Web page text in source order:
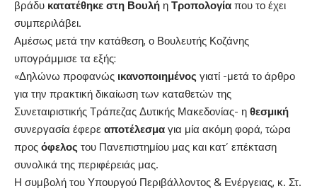
βράδυ κατατέθηκε στη Βουλή η Τροπολογία που το έχει
συμπεριλάβει.
Αμέσως μετά την κατάθεση, ο Βουλευτής Κοζάνης
υπογράμμισε τα εξής:
«Δηλώνω προφανώς ικανοποιημένος γιατί -μετά το άρθρο
για την πρακτική δικαίωση των καταθετών της
Συνεταιριστικής Τράπεζας Δυτικής Μακεδονίας- η θεσμική
συνεργασία έφερε αποτέλεσμα για μία ακόμη φορά, τώρα
προς όφελος του Πανεπιστημίου μας και κατ’ επέκταση
συνολικά της περιφέρειάς μας.
Η συμβολή του Υπουργού Περιβάλλοντος & Ενέργειας, κ. Στ.